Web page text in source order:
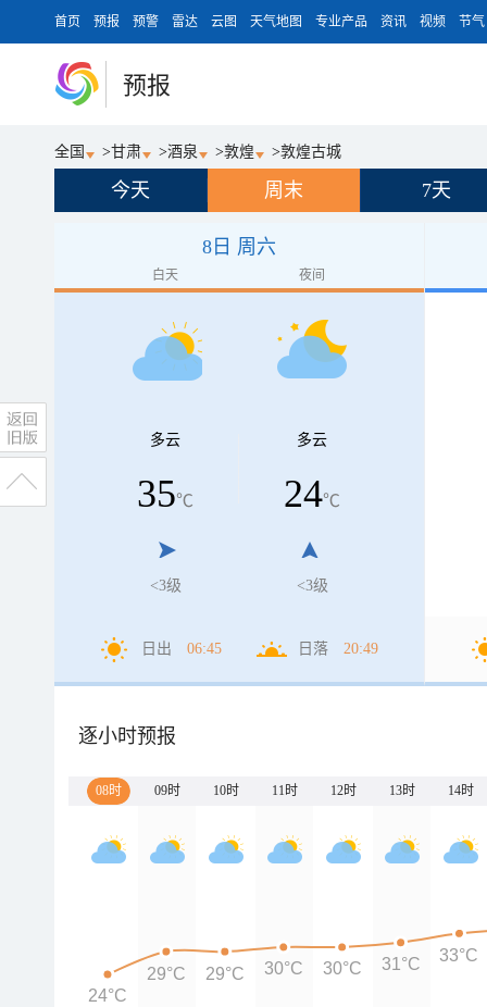
首页 预报 预警 雷达 云图 天气地图 专业产品 资讯 视频 节气
预报
全国 >甘肃 >酒泉 >敦煌 >敦煌古城
今天 周末 7天
8日 周六
白天 夜间
多云
35℃
<3级
多云
24℃
<3级
日出 06:45 日落 20:49
逐小时预报
08时 09时 10时 11时 12时 13时 14时
24°C
29°C 29°C 30°C 30°C 31°C 33°C